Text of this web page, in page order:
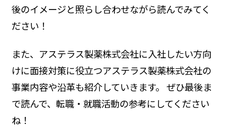
後のイメージと照らし合わせながら読んでみてく
ださい！
また、アステラス製薬株式会社に入社したい方向
けに面接対策に役立つアステラス製薬株式会社の
事業内容や沿革も紹介していきます。 ぜひ最後ま
で読んで、転職・就職活動の参考にしてください
ね！